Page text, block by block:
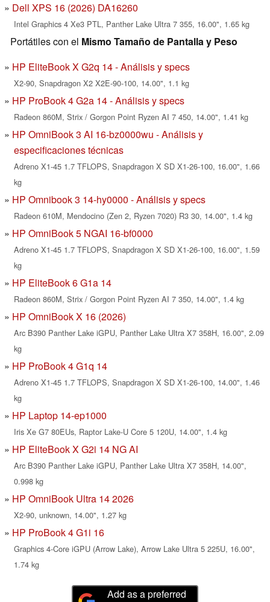
Dell XPS 16 (2026) DA16260
Intel Graphics 4 Xe3 PTL, Panther Lake Ultra 7 355, 16.00", 1.65 kg
Portátiles con el Mismo Tamaño de Pantalla y Peso
HP EliteBook X G2q 14 - Análisis y specs
X2-90, Snapdragon X2 X2E-90-100, 14.00", 1.1 kg
HP ProBook 4 G2a 14 - Análisis y specs
Radeon 860M, Strix / Gorgon Point Ryzen AI 7 450, 14.00", 1.41 kg
HP OmniBook 3 AI 16-bz0000wu - Análisis y
especificaciones técnicas
Adreno X1-45 1.7 TFLOPS, Snapdragon X SD X1-26-100, 16.00", 1.66
kg
HP Omnibook 3 14-hy0000 - Análisis y specs
Radeon 610M, Mendocino (Zen 2, Ryzen 7020) R3 30, 14.00", 1.4 kg
HP OmniBook 5 NGAI 16-bf0000
Adreno X1-45 1.7 TFLOPS, Snapdragon X SD X1-26-100, 16.00", 1.59
kg
HP EliteBook 6 G1a 14
Radeon 860M, Strix / Gorgon Point Ryzen AI 7 350, 14.00", 1.4 kg
HP OmniBook X 16 (2026)
Arc B390 Panther Lake iGPU, Panther Lake Ultra X7 358H, 16.00", 2.09
kg
HP ProBook 4 G1q 14
Adreno X1-45 1.7 TFLOPS, Snapdragon X SD X1-26-100, 14.00", 1.46
kg
HP Laptop 14-ep1000
Iris Xe G7 80EUs, Raptor Lake-U Core 5 120U, 14.00", 1.4 kg
HP EliteBook X G2i 14 NG AI
Arc B390 Panther Lake iGPU, Panther Lake Ultra X7 358H, 14.00",
0.998 kg
HP OmniBook Ultra 14 2026
X2-90, unknown, 14.00", 1.27 kg
HP ProBook 4 G1i 16
Graphics 4-Core iGPU (Arrow Lake), Arrow Lake Ultra 5 225U, 16.00",
1.74 kg
Add as a preferred